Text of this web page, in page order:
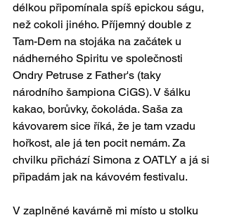
délkou připomínala spíš epickou ságu,
než cokoli jiného. Příjemný double z
Tam-Dem na stojáka na začátek u
nádherného Spiritu ve společnosti
Ondry Petruse z Father's (taky
národního šampiona CiGS). V šálku
kakao, borůvky, čokoláda. Saša za
kávovarem sice říká, že je tam vzadu
hořkost, ale já ten pocit nemám. Za
chvilku přichází Simona z OATLY a já si
připadám jak na kávovém festivalu.
V zaplněné kavárně mi místo u stolku